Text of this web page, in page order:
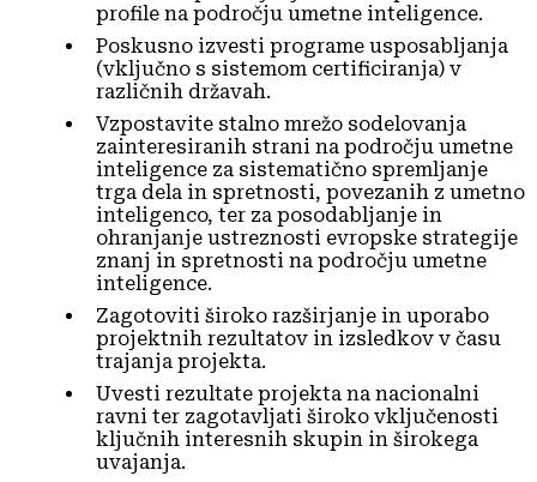
profile na področju umetne inteligence.
Poskusno izvesti programe usposabljanja
(vključno s sistemom certificiranja) v
različnih državah.
Vzpostavite stalno mrežo sodelovanja
zainteresiranih strani na področju umetne
inteligence za sistematično spremljanje
trga dela in spretnosti, povezanih z umetno
inteligenco, ter za posodabljanje in
ohranjanje ustreznosti evropske strategije
znanj in spretnosti na področju umetne
inteligence.
Zagotoviti široko razširjanje in uporabo
projektnih rezultatov in izsledkov v času
trajanja projekta.
Uvesti rezultate projekta na nacionalni
ravni ter zagotavljati široko vključenosti
ključnih interesnih skupin in širokega
uvajanja.